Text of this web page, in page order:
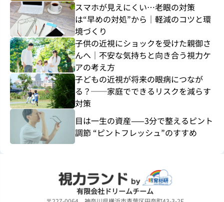
スマホが見えにくい…老眼の対策
は“早めの対処”から｜軽減のコツと環
境づくり
子供の近視にショックを受けた親御さ
んへ｜不安な気持ちと向き合う視力ケ
アの考え方
子どもの近視が将来の眼病につなが
る？──家庭でできるリスクを減らす
対策
目は一生の資産——3分で整えるピント
調節 “ピントフレッシュ”のすすめ
有限会社ドリームチーム